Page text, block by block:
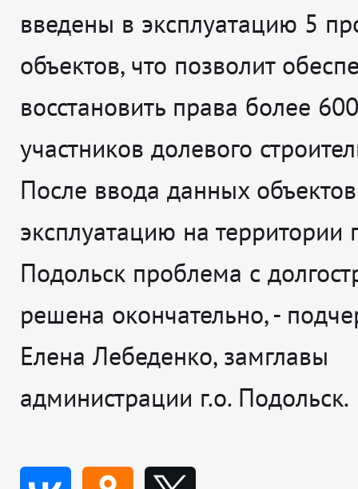
введены в эксплуатацию 5
объектов, что позволит
восстановить права более
участников долевого
После ввода данных
эксплуатацию на территории
Подольск проблема с
решена окончательно,-
Елена Лебеденко, замглавы
администрации г.о. Подольск.